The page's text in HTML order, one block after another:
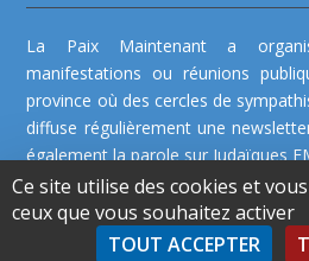
La Paix Maintenant a
manifestations ou réunions
province où des cercles de
diffuse régulièrement une
également la parole sur Judaïques
Ce site utilise des cookies et
ceux que vous souhaitez activer
TOUT ACCEPTER